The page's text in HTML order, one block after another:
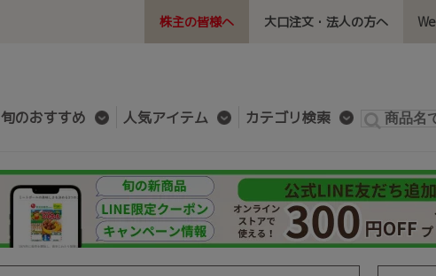
株主の皆様へ 大口注文・法人の方へ
旬のおすすめ 人気アイテム カテゴリ検索